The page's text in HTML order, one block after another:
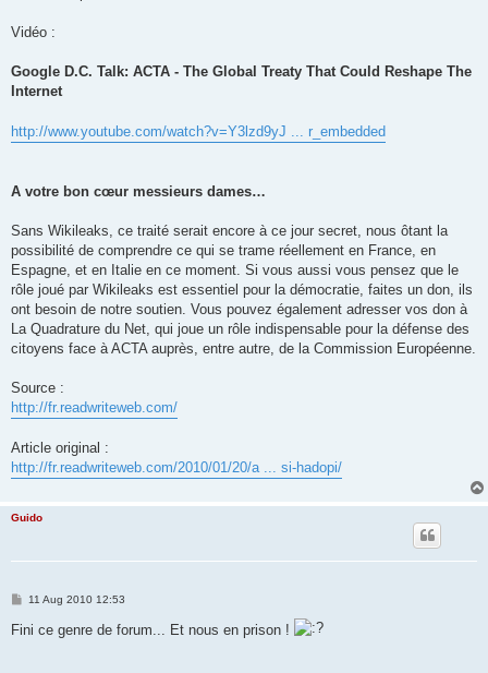
Vidéo :
Google D.C. Talk: ACTA - The Global Treaty That Could Reshape The
Internet
http://www.youtube.com/watch?v=Y3lzd9yJ ... r_embedded
A votre bon cœur mes­sieurs dames…
Sans Wikileaks, ce traité serait encore à ce jour secret, nous ôtant la
pos­si­bi­lité de com­prendre ce qui se trame réel­le­ment en France, en
Espagne, et en Italie en ce moment. Si vous aussi vous pen­sez que le
rôle joué par Wikileaks est essen­tiel pour la démo­cra­tie, faites un don, ils
ont besoin de notre sou­tien. Vous pou­vez égale­ment adres­ser vos don à
La Quadrature du Net, qui joue un rôle indis­pen­sable pour la défense des
citoyens face à ACTA auprès, entre autre, de la Commission Européenne.
Source :
http://fr.readwriteweb.com/
Article original :
http://fr.readwriteweb.com/2010/01/20/a ... si-hadopi/
Guido
P
t
11 Aug 2010 12:53
Fini ce genre de forum... Et nous en prison !